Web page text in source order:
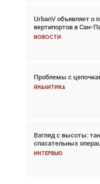
UrbanV объявляет о
вертипортов в Сан-
Новости
Проблемы с
Аналитика
Взгляд с высоты:
спасательных
Интервью
Авиационный
говорит сама за
Новости
Впервые с 2024
снижается три
Частный самолёт –
покупке
Интервью